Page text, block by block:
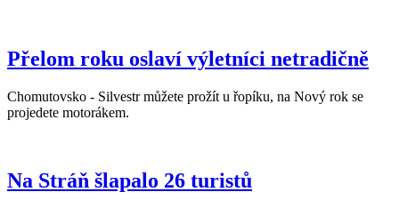
Přelom roku oslaví výletníci netradičně
Chomutovsko - Silvestr můžete prožít u řopíku, na Nový rok se
projedete motorákem.
Na Stráň šlapalo 26 turistů